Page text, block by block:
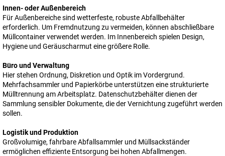
Innen- oder Außenbereich
Für Außenbereiche sind wetterfeste, robuste Abfallbehälter
erforderlich. Um Fremdnutzung zu vermeiden, können abschließbare
Müllcontainer verwendet werden. Im Innenbereich spielen Design,
Hygiene und Geräuscharmut eine größere Rolle.
Büro und Verwaltung
Hier stehen Ordnung, Diskretion und Optik im Vordergrund.
Mehrfachsammler und Papierkörbe unterstützen eine strukturierte
Mülltrennung am Arbeitsplatz. Datenschutzbehälter dienen der
Sammlung sensibler Dokumente, die der Vernichtung zugeführt werden
sollen.
Logistik und Produktion
Großvolumige, fahrbare Abfallsammler und Müllsackständer
ermöglichen effiziente Entsorgung bei hohen Abfallmengen.